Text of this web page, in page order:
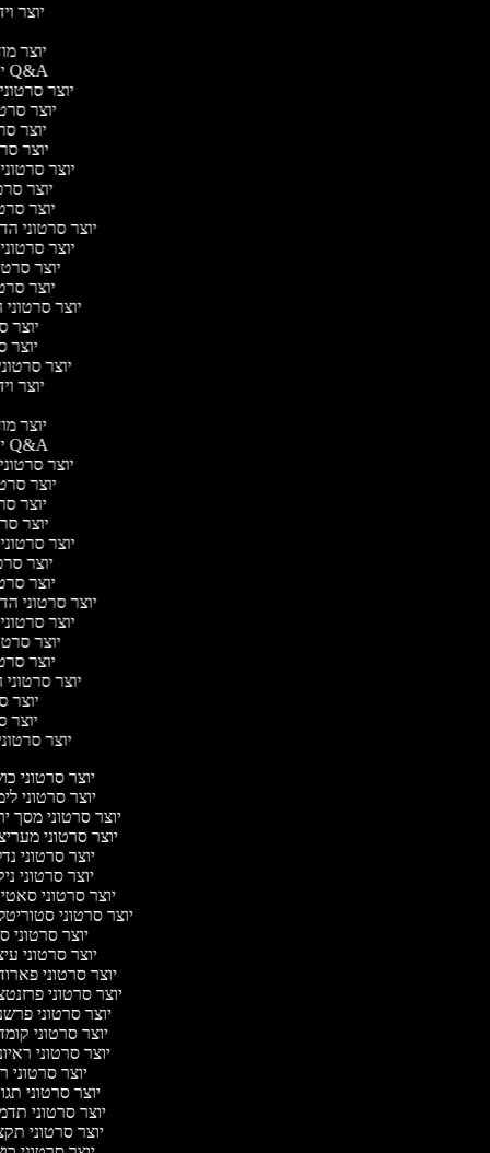
יוצר
יוצר
יוצר סרטוני Q&A
יוצר
יוצר
יוצר
יוצר
יוצר סרטוני
יוצר
יוצר
יוצר סרטוני
יוצר
יוצר
יוצר
יוצר סרטוני
יוצר
יוצר
יוצר
יוצר
יוצר
יוצר סרטוני Q&A
יוצר
יוצר
יוצר
יוצר
יוצר סרטוני
יוצר
יוצר
יוצר סרטוני
יוצר
יוצר
יוצר
יוצר סרטוני
יוצר
יוצר
יוצר
יוצר סרטוני
יוצר סרטוני
יוצר סרטוני מסך
יוצר סרטוני
יוצר סרטוני
יוצר סרטוני
יוצר סרטוני
יוצר סרטוני
יוצר סרטוני
יוצר סרטוני
יוצר סרטוני
יוצר סרטוני
יוצר סרטוני
יוצר סרטוני
יוצר סרטוני
יוצר סרטוני
יוצר סרטוני
יוצר סרטוני
יוצר סרטוני